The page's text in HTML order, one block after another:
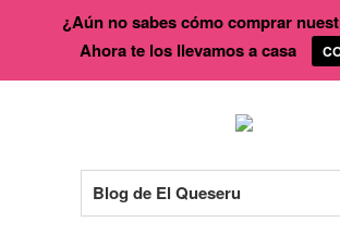
Blog de El Queseru
¿Aún no sabes cómo comprar
Ahora te los llevamos a casa